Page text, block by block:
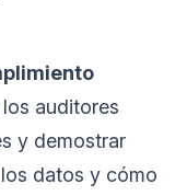
auditores
y demostrar
datos y cómo